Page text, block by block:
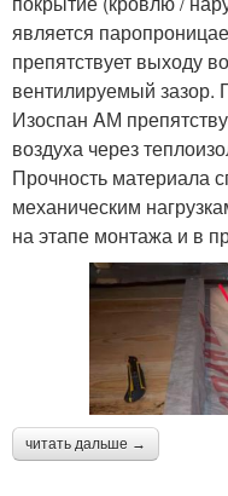
является
препятствует выходу
вентилируемый зазор.
Изоспан AМ
воздуха через
Прочность материала
механическим
на этапе монтажа и в
читать дальше →